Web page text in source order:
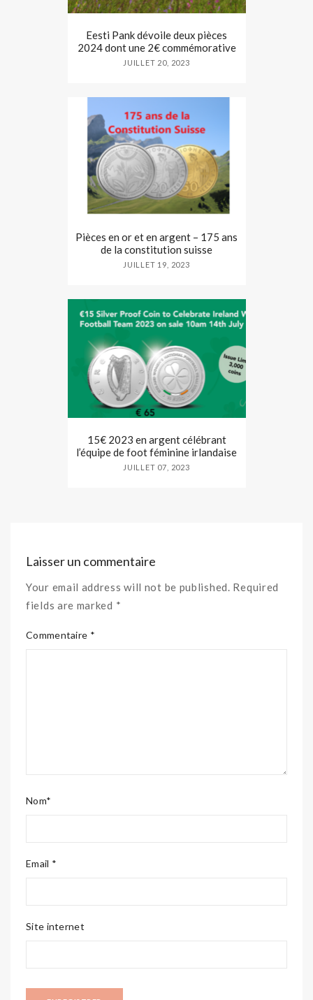
Eesti Pank dévoile deux pièces
2024 dont une 2€ commémorative
JUILLET 20, 2023
Pièces en or et en argent – 175 ans
de la constitution suisse
JUILLET 19, 2023
15€ 2023 en argent célébrant
l’équipe de foot féminine irlandaise
JUILLET 07, 2023
Laisser un commentaire
Your email address will not be published. Required
fields are marked *
Commentaire *
Nom*
Email *
Site internet